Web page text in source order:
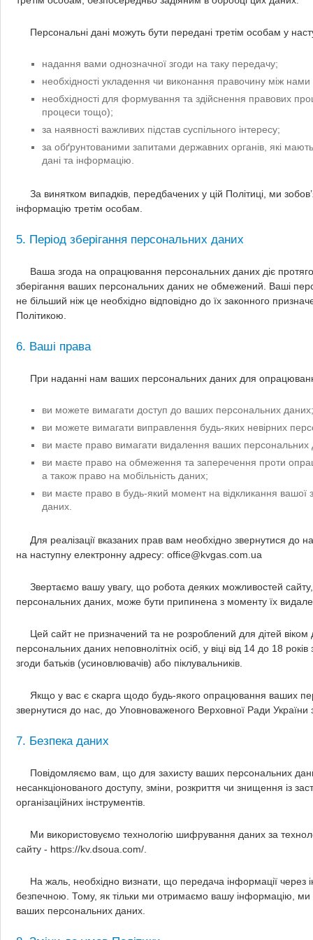
Персональні дані можуть бути передані третім особам у
надання вами однозначної згоди на таку передачу;
необхідності укладення чи виконання правочину між
необхідності для формування та здійснення правових
процеси тощо);
за наявності важливих підстав суспільного інтересу;
за обґрунтованими запитами державних органів, які
дані та інформацію.
За винятком випадків, передбачених у цій Політиці, ми
інформацію третім особам.
5. Період зберігання персональних даних
Ваша згода на опрацювання персональних даних діє
зберігання ваших персональних даних не обмежений. Ваші
не більший ніж це необхідно відповідно до їх законного
Політикою.
6. Ваші права
При наданні нам ваших персональних даних для
ви можете вимагати доступ до ваших персональних даних;
ви можете вимагати виправлення будь-яких невірних
ви маєте право вимагати видалення ваших персональних
ви маєте право на обмеження та заперечення проти
а також право на мобільність даних;
ви маєте право в будь-який момент на відкликання
даних.
Для реалізації вказаних прав вам необхідно звернутися
на наступну електронну адресу: office@kvgas.com.ua
Звертаємо вашу увагу, що робота деяких можливостей
персональних даних, може бути припинена з моменту їх
Цей сайт не призначений та не розроблений для дітей
персональних даних неповнолітніх осіб, у віці від 14 до 18
згоди батьків (усиновлювачів) або піклувальників.
Якщо у вас є скарга щодо будь-якого опрацювання ваших
звернутися до нас, до Уповноваженого Верховної Ради
7. Безпека даних
Повідомляємо вам, що для захисту ваших персональних
несанкціонованого доступу, зміни, розкриття чи знищення із
організаційних інструментів.
Ми використовуємо технологію шифрування даних за
сайту - https://kv.dsoua.com/.
На жаль, необхідно визнати, що передача інформації через
безпечною. Тому, як тільки ми отримаємо вашу інформацію,
ваших персональних даних.